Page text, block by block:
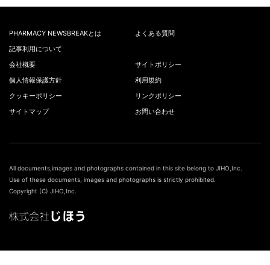
PHARMACY NEWSBREAKとは
よくある質問
記事利用について
会社概要
サイトポリシー
個人情報保護方針
利用規約
クッキーポリシー
リンクポリシー
サイトマップ
お問い合わせ
All documents,images and photographs contained in this site belong to JIHO,Inc.
Use of these documents, images and photographs is strictly prohibited.
Copyright (C) JIHO,Inc.